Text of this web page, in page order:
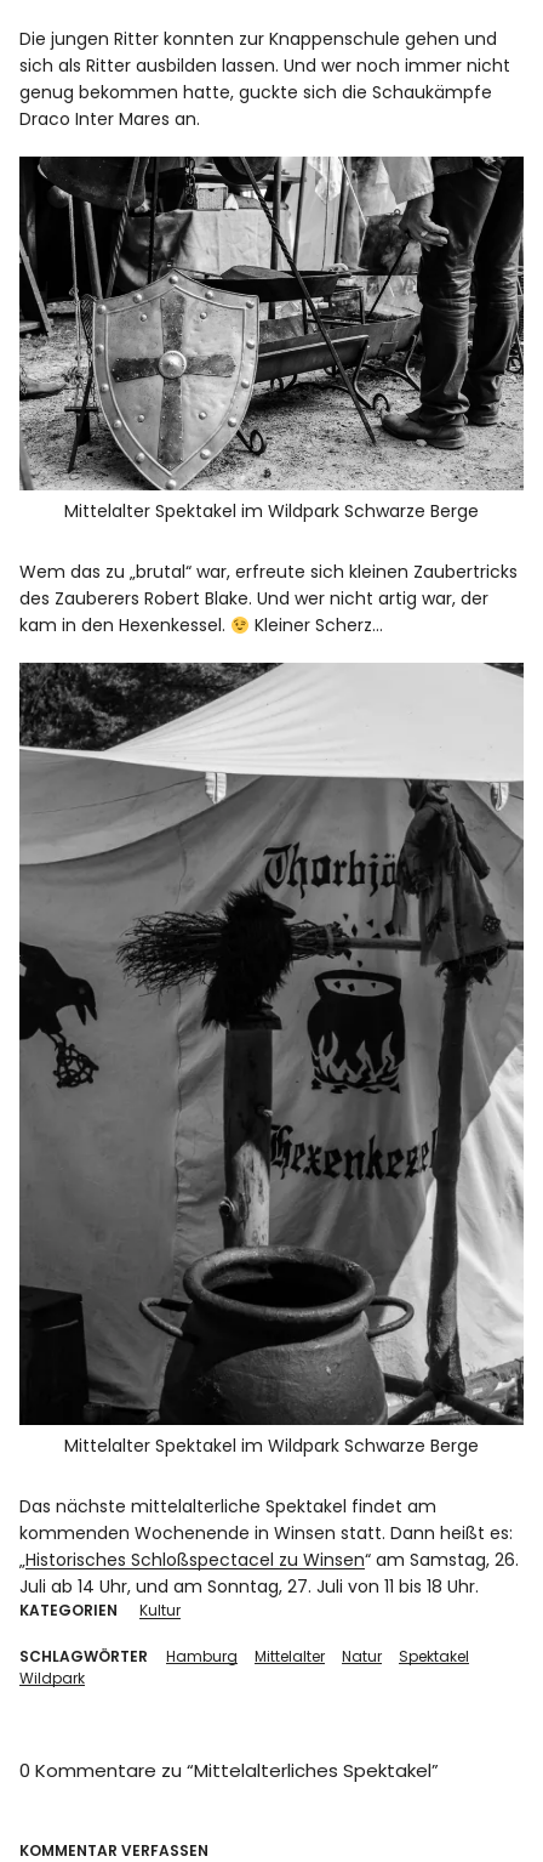
Die jungen Ritter konnten zur Knappenschule gehen und
sich als Ritter ausbilden lassen. Und wer noch immer nicht
genug bekommen hatte, guckte sich die Schaukämpfe
Draco Inter Mares an.
Mittelalter Spektakel im Wildpark Schwarze Berge
Wem das zu „brutal“ war, erfreute sich kleinen Zaubertricks
des Zauberers Robert Blake. Und wer nicht artig war, der
kam in den Hexenkessel.
Kleiner Scherz…
Mittelalter Spektakel im Wildpark Schwarze Berge
Das nächste mittelalterliche Spektakel findet am
kommenden Wochenende in Winsen statt. Dann heißt es:
„Historisches Schloßspectacel zu Winsen“ am Samstag, 26.
Juli ab 14 Uhr, und am Sonntag, 27. Juli von 11 bis 18 Uhr.
KATEGORIEN Kultur
SCHLAGWÖRTER Hamburg Mittelalter Natur
Spektakel
Wildpark
0 Kommentare zu “Mittelalterliches Spektakel”
KOMMENTAR VERFASSEN